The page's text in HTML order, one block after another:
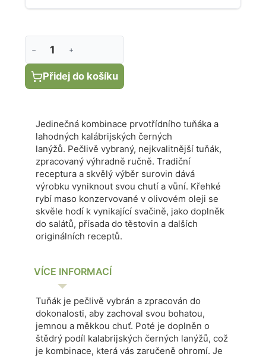
− +
Přidej do košíku
Jedinečná kombinace prvotřídního tuňáka a
lahodných kalábrijských černých
lanýžů. Pečlivě vybraný, nejkvalitnější tuňák,
zpracovaný výhradně ručně. Tradiční
receptura a skvělý výběr surovin dává
výrobku vyniknout svou chutí a vůní. Křehké
rybí maso konzervované v olivovém oleji se
skvěle hodí k vynikající svačině, jako doplněk
do salátů, přísada do těstovin a dalších
originálních receptů.
VÍCE INFORMACÍ
Tuňák je pečlivě vybrán a zpracován do
dokonalosti, aby zachoval svou bohatou,
jemnou a měkkou chuť. Poté je doplněn o
štědrý podíl kalabrijských černých lanýžů, což
je kombinace, která vás zaručeně ohromí. Je